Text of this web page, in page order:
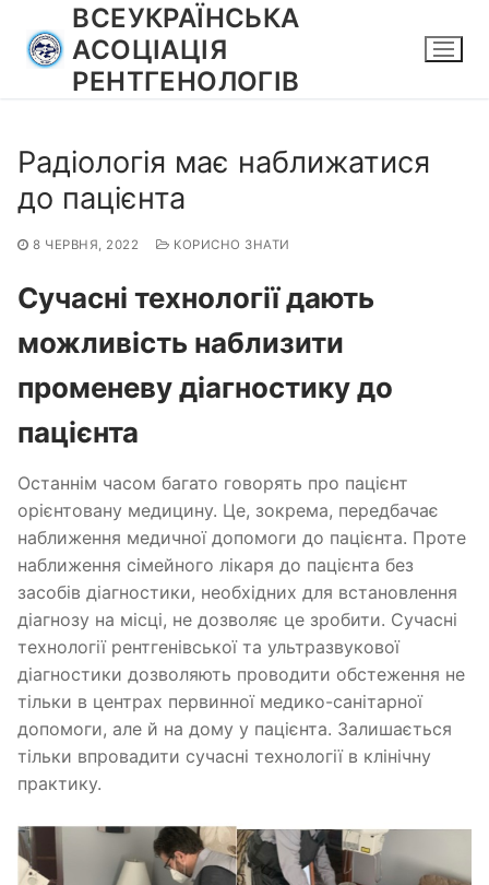
вмісту
ВСЕУКРАЇНСЬКА
АСОЦІАЦІЯ
РЕНТГЕНОЛОГІВ
Радіологія має наближатися
до пацієнта
8 ЧЕРВНЯ, 2022 КОРИСНО ЗНАТИ
Сучасні технології дають
можливість наблизити
променеву діагностику до
пацієнта
Останнім часом багато говорять про пацієнт
орієнтовану медицину. Це, зокрема, передбачає
наближення медичної допомоги до пацієнта. Проте
наближення сімейного лікаря до пацієнта без
засобів діагностики, необхідних для встановлення
діагнозу на місці, не дозволяє це зробити. Сучасні
технології рентгенівської та ультразвукової
діагностики дозволяють проводити обстеження не
тільки в центрах первинної медико-санітарної
допомоги, але й на дому у пацієнта. Залишається
тільки впровадити сучасні технології в клінічну
практику.